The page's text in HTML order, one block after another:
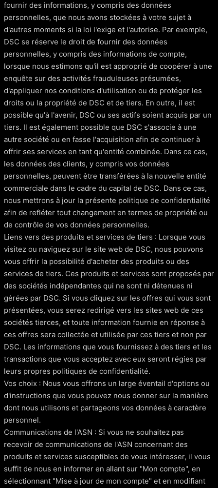
fournir des informations, y compris des données
personnelles, que nous avons stockées à votre sujet à
d'autres moments si la loi l'exige et l'autorise. Par exemple,
DSC se réserve le droit de fournir des données
personnelles, y compris des informations de compte,
lorsque nous estimons qu'il est approprié de coopérer à une
enquête sur des activités frauduleuses présumées,
d'appliquer nos conditions d'utilisation ou de protéger les
droits ou la propriété de DSC et de tiers. En outre, il est
possible qu'à l'avenir, DSC ou ses actifs soient acquis par un
tiers. Il est également possible que DSC s'associe à une
autre société ou en fasse l'acquisition afin de continuer à
offrir ses services en tant qu'entité combinée. Dans ce cas,
les données des clients, y compris vos données
personnelles, peuvent être transférées à la nouvelle entité
commerciale dans le cadre du capital de DSC. Dans ce cas,
nous mettrons à jour la présente politique de confidentialité
afin de refléter tout changement en termes de propriété ou
de contrôle de vos données personnelles.
Liens vers des produits et services de tiers : Lorsque vous
visitez ou naviguez sur le site web de DSC, nous pouvons
vous offrir la possibilité d'acheter des produits ou des
services de tiers. Ces produits et services sont proposés par
des sociétés indépendantes qui ne sont ni détenues ni
gérées par DSC. Si vous cliquez sur les offres qui vous sont
présentées, vous serez redirigé vers les sites web de ces
sociétés tierces, et toute information fournie en réponse à
ces offres sera collectée et utilisée par ces tiers et non par
DSC. Les informations que vous fournissez à des tiers et les
transactions que vous acceptez avec eux seront régies par
leurs propres politiques de confidentialité.
Vos choix : Nous vous offrons un large éventail d'options ou
d'instructions que vous pouvez nous donner sur la manière
dont nous utilisons et partageons vos données à caractère
personnel.
Communications de l'ASN : Si vous ne souhaitez pas
recevoir de communications de l'ASN concernant des
produits et services susceptibles de vous intéresser, il vous
suffit de nous en informer en allant sur "Mon compte", en
sélectionnant "Mise à jour de mon compte" et en modifiant